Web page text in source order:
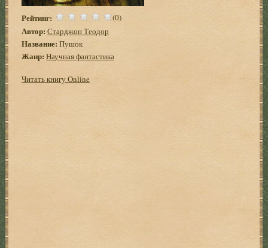
Рейтинг: (0)
Автор: Старджон Теодор
Название: Пушок
Жанр: Научная фантастика
Читать книгу Online